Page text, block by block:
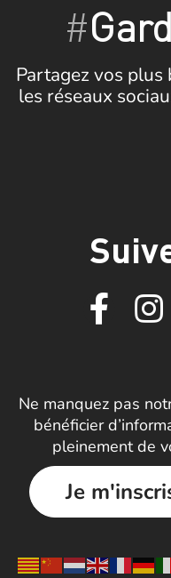
#Gard
Partagez vos
les réseaux
Ne manquez pas
bénéficier
pleinement de
Je